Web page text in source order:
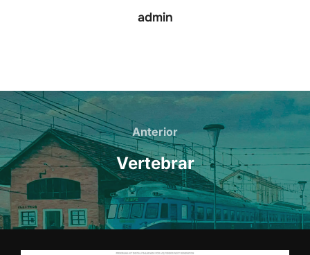
admin
Navegación
de
entradas
Anterior
Anterior
Vertebrar